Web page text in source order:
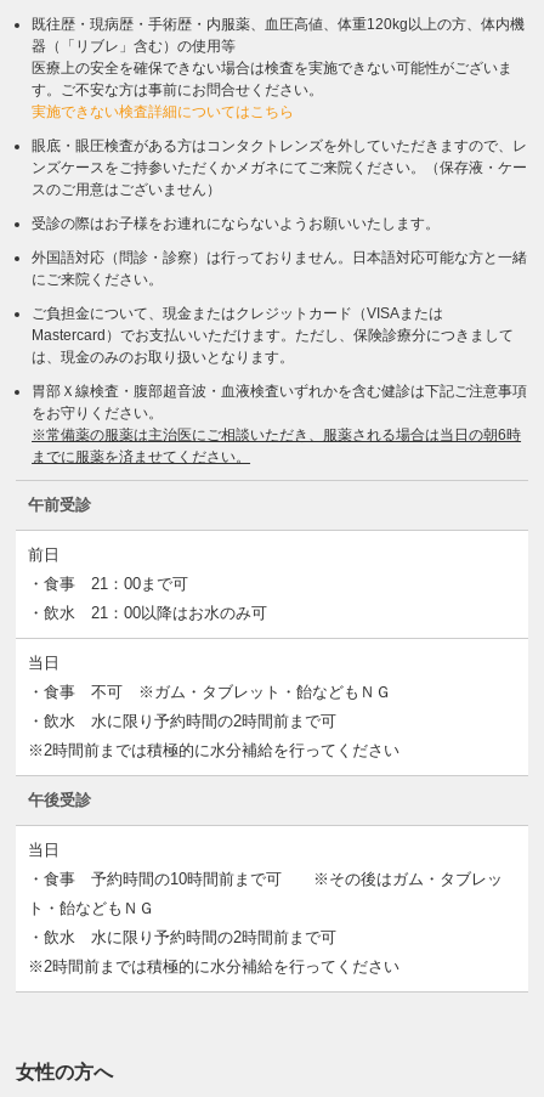
既往歴・現病歴・手術歴・内服薬、血圧高値、体重120kg以上の方、体内機
器（「リブレ」含む）の使用等
医療上の安全を確保できない場合は検査を実施できない可能性がございま
す。ご不安な方は事前にお問合せください。
実施できない検査詳細についてはこちら
眼底・眼圧検査がある方はコンタクトレンズを外していただきますので、レ
ンズケースをご持参いただくかメガネにてご来院ください。（保存液・ケー
スのご用意はございません）
受診の際はお子様をお連れにならないようお願いいたします。
外国語対応（問診・診察）は行っておりません。日本語対応可能な方と一緒
にご来院ください。
ご負担金について、現金またはクレジットカード（VISAまたは
Mastercard）でお支払いいただけます。ただし、保険診療分につきまして
は、現金のみのお取り扱いとなります。
胃部Ｘ線検査・腹部超音波・血液検査いずれかを含む健診は下記ご注意事項
をお守りください。
※常備薬の服薬は主治医にご相談いただき、服薬される場合は当日の朝6時
までに服薬を済ませてください。
午前受診
前日
・食事 21：00まで可
・飲水 21：00以降はお水のみ可
当日
・食事 不可 ※ガム・タブレット・飴などもＮＧ
・飲水 水に限り予約時間の2時間前まで可
※2時間前までは積極的に水分補給を行ってください
午後受診
当日
・食事 予約時間の10時間前まで可 ※その後はガム・タブレッ
ト・飴などもＮＧ
・飲水 水に限り予約時間の2時間前まで可
※2時間前までは積極的に水分補給を行ってください
女性の方へ